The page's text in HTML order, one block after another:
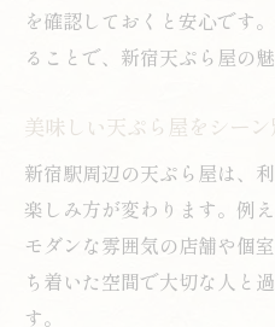
を確認しておくと安心です
ることで、新宿天ぷら屋の
美味しい天ぷら屋をシー
新宿駅周辺の天ぷら屋は、
楽しみ方が変わります。例
モダンな雰囲気の店舗や個
ち着いた空間で大切な人と
す。